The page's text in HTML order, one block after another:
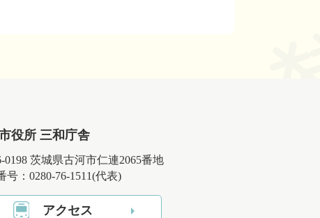
役所 三和庁舎
0198 茨城県古河市仁連2065番地
号：0280-76-1511(代表)
アクセス